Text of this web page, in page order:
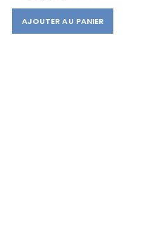
AJOUTER AU PANIER